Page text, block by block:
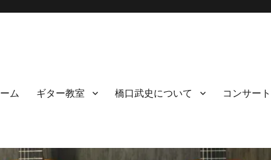
ム ギター教室 橋口武史について コンサート